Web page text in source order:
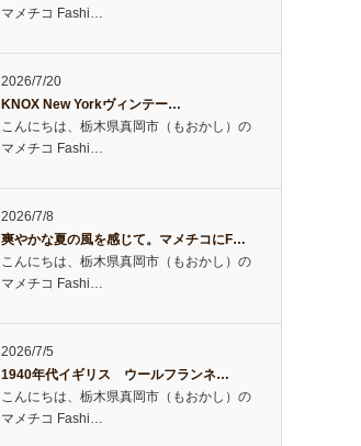
マメチコ Fashi…
2026/7/20
KNOX New Yorkヴィンテー…
こんにちは、栃木県真岡市（もおかし）の
マメチコ Fashi…
2026/7/8
爽やかな夏の風を感じて。マメチコにF…
こんにちは、栃木県真岡市（もおかし）の
マメチコ Fashi…
2026/7/5
1940年代イギリス ウールフランネ…
こんにちは、栃木県真岡市（もおかし）の
マメチコ Fashi…